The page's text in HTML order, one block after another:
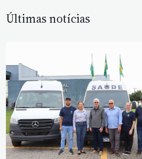
Últimas notícias